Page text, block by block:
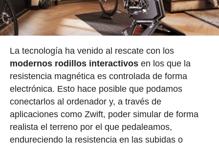
La tecnología ha venido al rescate con los
modernos rodillos interactivosen los que la
resistencia magnética es controlada de forma
electrónica. Esto hace posible que podamos
conectarlos al ordenador y, a través de
aplicaciones como Zwift, poder simular de forma
realista el terreno por el que pedaleamos,
endureciendo la resistencia en las subidas o